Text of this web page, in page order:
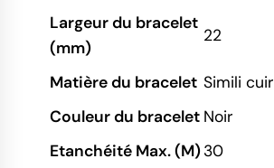
Largeur du bracelet
(mm)
22
Matière du bracelet Simili cuir
Couleur du bracelet Noir
Etanchéité Max. (M)30